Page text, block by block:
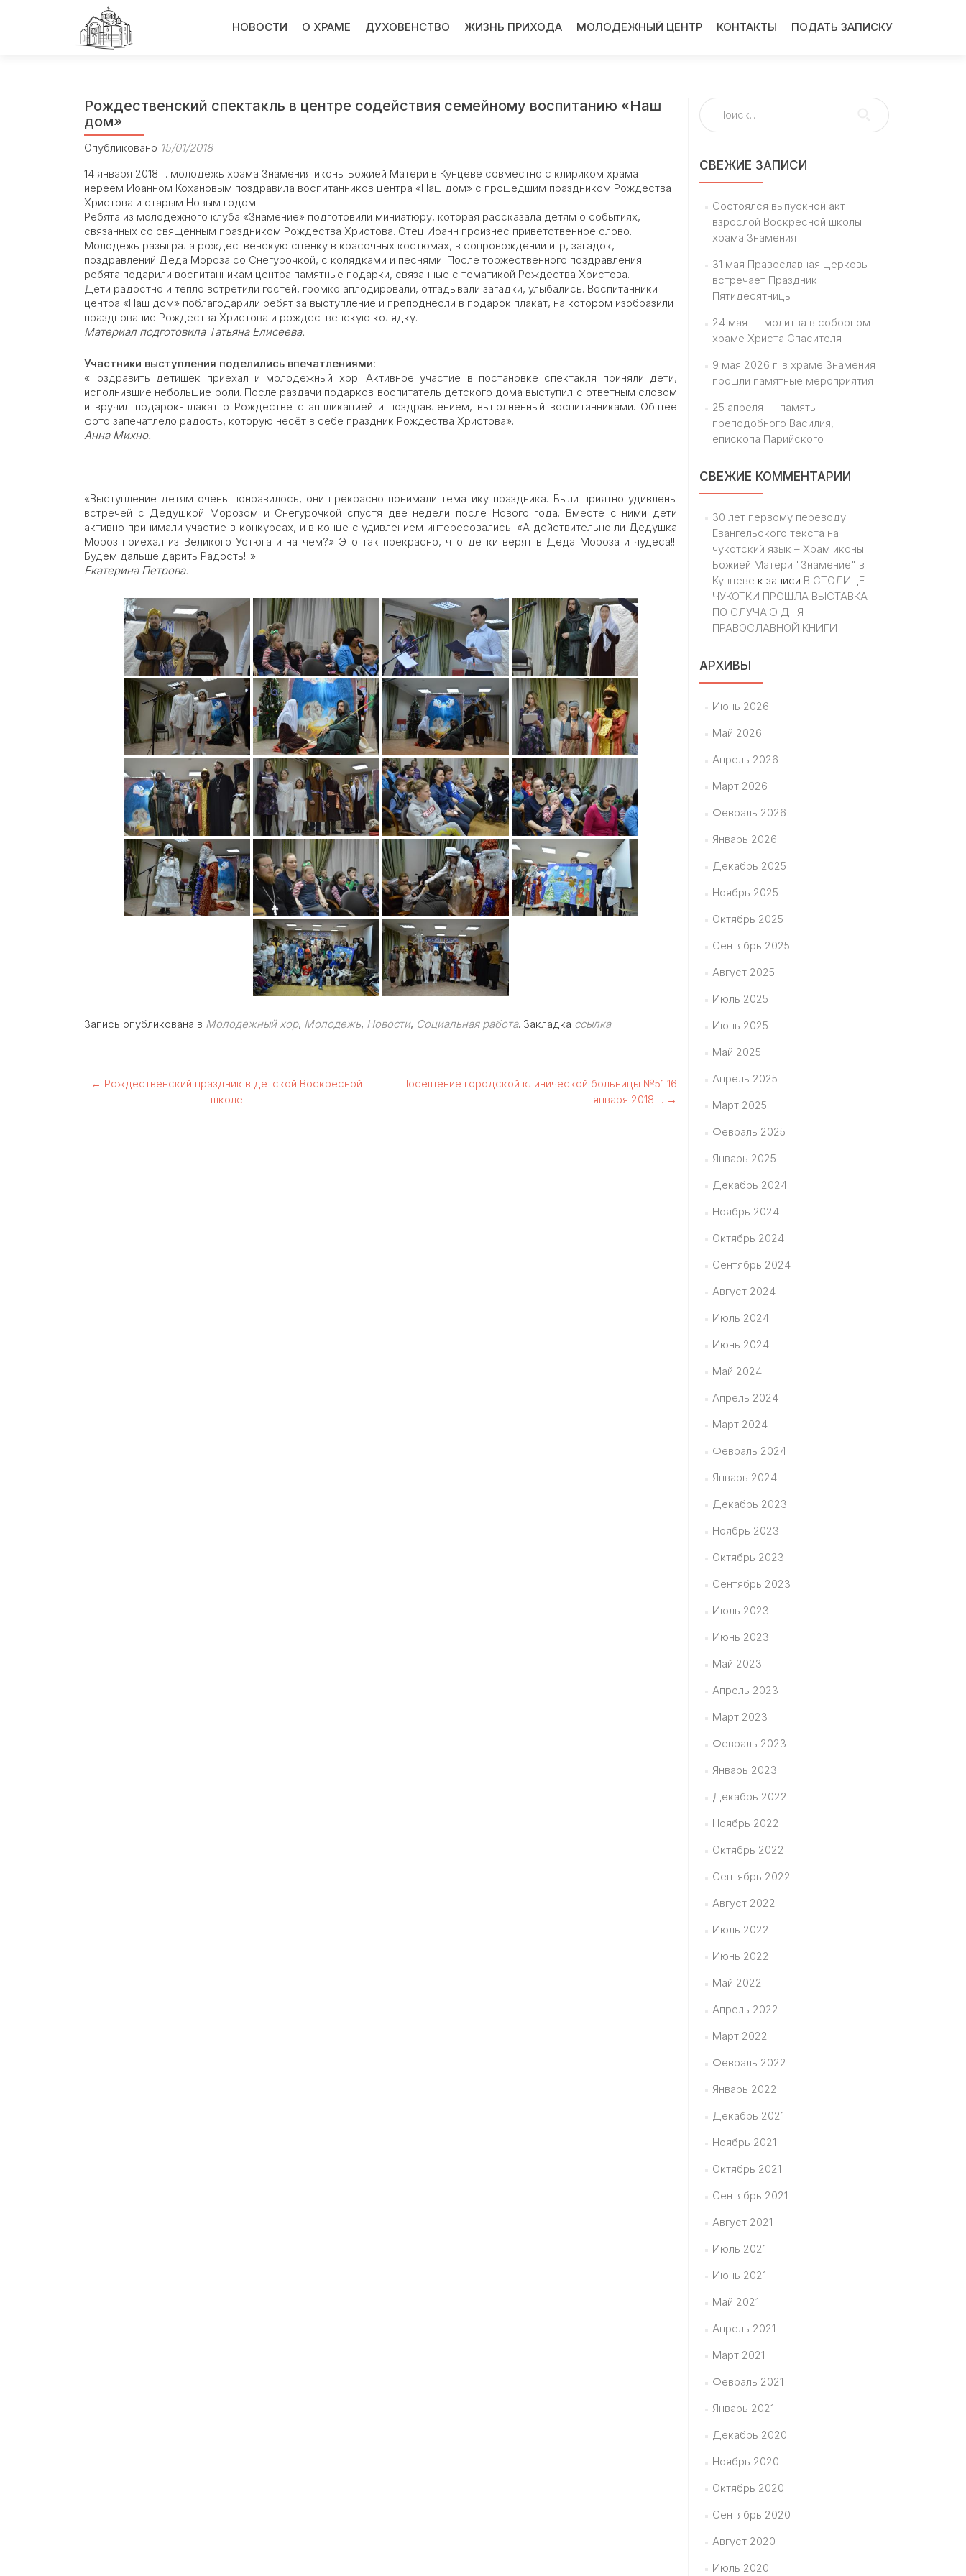
кНОВОСТИ О ХРАМЕ ДУХОВЕНСТВО ЖИЗНЬ ПРИХОДА МОЛОДЕЖНЫЙ ЦЕНТР КОНТАКТЫ ПОДАТЬ ЗАПИСКУ
Рождественский спектакль в центре содействия семейному воспитанию «Наш
дом»
Опубликовано 15/01/2018
14 января 2018 г. молодежь храма Знамения иконы Божией Матери в Кунцеве совместно с клириком храма
иереем Иоанном Кохановым поздравила воспитанников центра «Наш дом» с прошедшим праздником Рождества
Христова и старым Новым годом.
Ребята из молодежного клуба «Знамение» подготовили миниатюру, которая рассказала детям о событиях,
связанных со священным праздником Рождества Христова. Отец Иоанн произнес приветственное слово.
Молодежь разыграла рождественскую сценку в красочных костюмах, в сопровождении игр, загадок,
поздравлений Деда Мороза со Снегурочкой, с колядками и песнями. После торжественного поздравления
ребята подарили воспитанникам центра памятные подарки, связанные с тематикой Рождества Христова.
Дети радостно и тепло встретили гостей, громко аплодировали, отгадывали загадки, улыбались. Воспитанники
центра «Наш дом» поблагодарили ребят за выступление и преподнесли в подарок плакат, на котором изобразили
празднование Рождества Христова и рождественскую колядку.
Материал подготовила Татьяна Елисеева.
Участники выступления поделились впечатлениями:
«Поздравить детишек приехал и молодежный хор. Активное участие в постановке спектакля приняли дети,
исполнившие небольшие роли. После раздачи подарков воспитатель детского дома выступил с ответным словом
и вручил подарок-плакат о Рождестве с аппликацией и поздравлением, выполненный воспитанниками. Общее
фото запечатлело радость, которую несёт в себе праздник Рождества Христова».
Анна Михно.
«Выступление детям очень понравилось, они прекрасно понимали тематику праздника. Были приятно удивлены
встречей с Дедушкой Морозом и Снегурочкой спустя две недели после Нового года. Вместе с ними дети
активно принимали участие в конкурсах, и в конце с удивлением интересовались: «А действительно ли Дедушка
Мороз приехал из Великого Устюга и на чём?» Это так прекрасно, что детки верят в Деда Мороза и чудеса!!!
Будем дальше дарить Радость!!!»
Екатерина Петрова.
Запись опубликована в Молодежный хор, Молодежь, Новости, Социальная работа. Закладка ссылка.
Навигация
← Рождественский праздник в детской Воскресной
школе
Посещение городской клинической больницы №51 16
января 2018 г. →
Найти:
СВЕЖИЕ ЗАПИСИ
Состоялся выпускной акт
взрослой Воскресной школы
храма Знамения
31 мая Православная Церковь
встречает Праздник
Пятидесятницы
24 мая — молитва в соборном
храме Христа Спасителя
9 мая 2026 г. в храме Знамения
прошли памятные мероприятия
25 апреля — память
преподобного Василия,
епископа Парийского
СВЕЖИЕ КОММЕНТАРИИ
30 лет первому переводу
Евангельского текста на
чукотский язык – Храм иконы
Божией Матери "Знамение" в
Кунцеве к записи В СТОЛИЦЕ
ЧУКОТКИ ПРОШЛА ВЫСТАВКА
ПО СЛУЧАЮ ДНЯ
ПРАВОСЛАВНОЙ КНИГИ
АРХИВЫ
Июнь 2026
Май 2026
Апрель 2026
Март 2026
Февраль 2026
Январь 2026
Декабрь 2025
Ноябрь 2025
Октябрь 2025
Сентябрь 2025
Август 2025
Июль 2025
Июнь 2025
Май 2025
Апрель 2025
Март 2025
Февраль 2025
Январь 2025
Декабрь 2024
Ноябрь 2024
Октябрь 2024
Сентябрь 2024
Август 2024
Июль 2024
Июнь 2024
Май 2024
Апрель 2024
Март 2024
Февраль 2024
Январь 2024
Декабрь 2023
Ноябрь 2023
Октябрь 2023
Сентябрь 2023
Июль 2023
Июнь 2023
Май 2023
Апрель 2023
Март 2023
Февраль 2023
Январь 2023
Декабрь 2022
Ноябрь 2022
Октябрь 2022
Сентябрь 2022
Август 2022
Июль 2022
Июнь 2022
Май 2022
Апрель 2022
Март 2022
Февраль 2022
Январь 2022
Декабрь 2021
Ноябрь 2021
Октябрь 2021
Сентябрь 2021
Август 2021
Июль 2021
Июнь 2021
Май 2021
Апрель 2021
Март 2021
Февраль 2021
Январь 2021
Декабрь 2020
Ноябрь 2020
Октябрь 2020
Сентябрь 2020
Август 2020
Июль 2020